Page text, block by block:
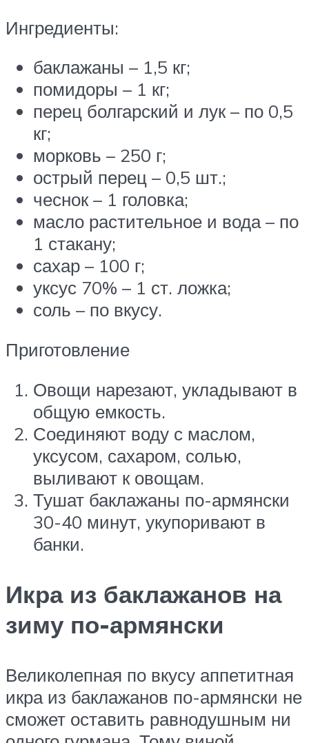
Ингредиенты:
баклажаны – 1,5 кг;
помидоры – 1 кг;
перец болгарский и лук – по 0,5
кг;
морковь – 250 г;
острый перец – 0,5 шт.;
чеснок – 1 головка;
масло растительное и вода – по
1 стакану;
сахар – 100 г;
уксус 70% – 1 ст. ложка;
соль – по вкусу.
Приготовление
Овощи нарезают, укладывают в
общую емкость.
Соединяют воду с маслом,
уксусом, сахаром, солью,
выливают к овощам.
Тушат баклажаны по-армянски
30-40 минут, укупоривают в
банки.
Икра из баклажанов на
зиму по-армянски
Великолепная по вкусу аппетитная
икра из баклажанов по-армянски не
сможет оставить равнодушным ни